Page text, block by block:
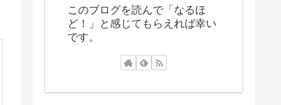
このブログを読んで「なるほ
ど！」と感じてもらえれば幸い
です。